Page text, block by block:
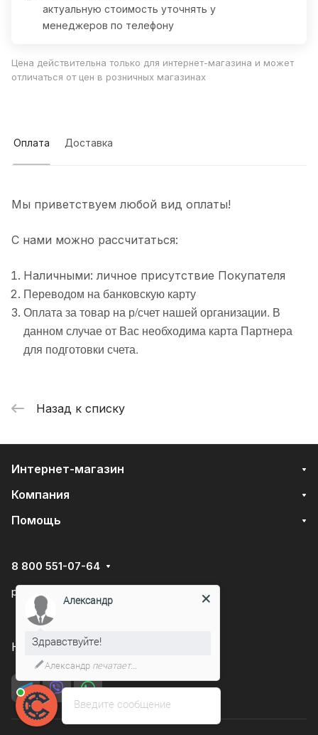
актуальную стоимость уточнять у
менеджеров по телефону
Цена действительна только для интернет-магазина и может
отличаться от цен в розничных магазинах
Оплата Доставка
Мы приветствуем любой вид оплаты!
С нами можно рассчитаться:
Наличными: личное присутствие Покупателя
Переводом на банковскую карту
Оплата за товар на р/счет нашей организации. В
данном случае от Вас необходима карта Партнера
для подготовки счета.
Назад к списку
Интернет-магазин
Компания
Помощь
8 800 551-07-64
podarovdr@specautotrade.pro
Нижний Новгород, Чаадаева д.10к
Введите сообщение
Александр
Здравствуйте!
Александр печатает...